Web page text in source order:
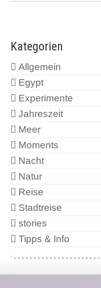
Kategorien
Allgemein
Egypt
Experimente
Jahreszeit
Meer
Moments
Nacht
Natur
Reise
Stadtreise
stories
Tipps & Info